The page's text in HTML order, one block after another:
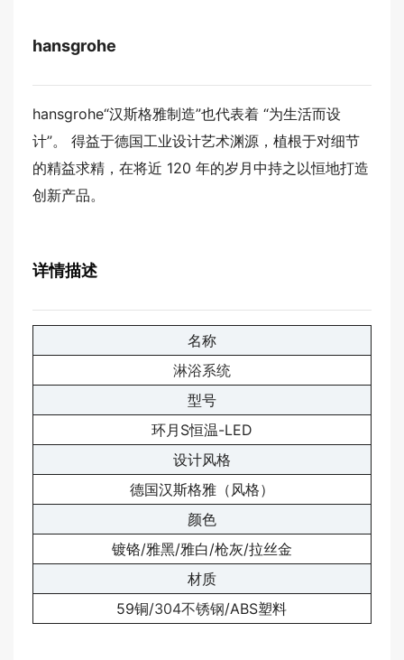
hansgrohe
hansgrohe“汉斯格雅制造”也代表着 “为生活而设
计”。 得益于德国工业设计艺术渊源，植根于对细节
的精益求精，在将近 120 年的岁月中持之以恒地打造
创新产品。
详情描述
名称
淋浴系统
型号
环月S恒温-LED
设计风格
德国汉斯格雅（风格）
颜色
镀铬/雅黑/雅白/枪灰/拉丝金
材质
59铜/304不锈钢/ABS塑料